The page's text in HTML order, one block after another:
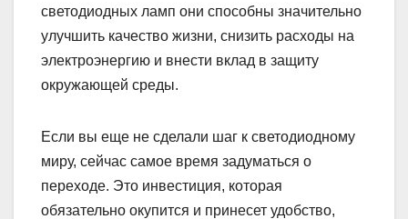
светодиодных ламп они способны значительно
улучшить качество жизни, снизить расходы на
электроэнергию и внести вклад в защиту
окружающей среды.
Если вы еще не сделали шаг к светодиодному
миру, сейчас самое время задуматься о
переходе. Это инвестиция, которая
обязательно окупится и принесет удобство,